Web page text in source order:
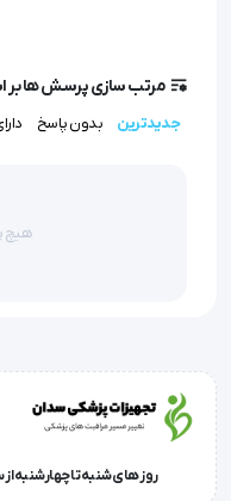
مرتب سازی پرسش ها بر
جدیدترین بدون پاسخ
هیچ
روز های شنبه تا چهارشنبه از ساعت 9 الی 17 و روز پنجشنبه